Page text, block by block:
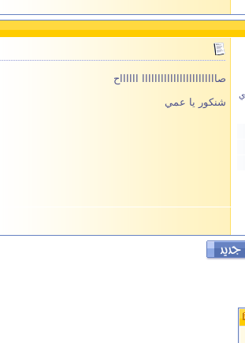
صاااااااااااااااااااااااا ااااااح
شنكور يا عمي